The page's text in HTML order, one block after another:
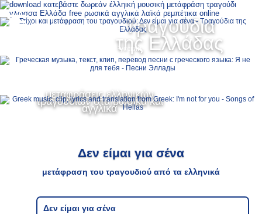
Τραγούδια
της Ελλάδας
μεταφράσεις ελληνικών
τραγουδιών στα ρωσικά και
αγγλικά
Ελληνικά
Русский
Δεν είμαι για σένα
μετάφραση του τραγουδιού από τα ελληνικά
Δεν είμαι για σένα